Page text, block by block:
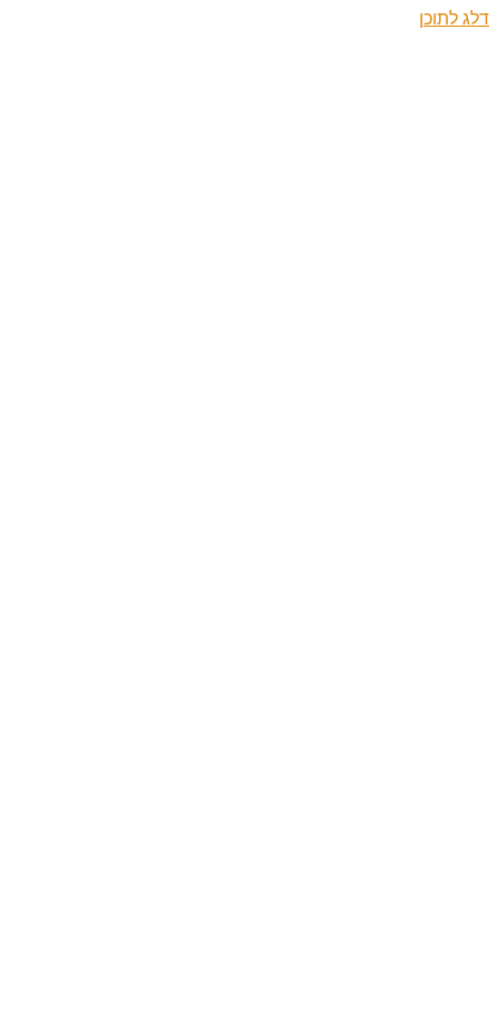
דלג לתוכן